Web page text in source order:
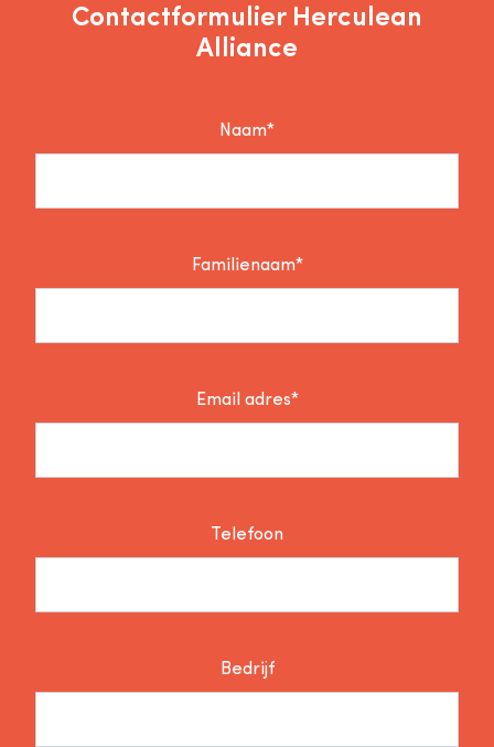
Contactformulier Herculean
Alliance
Naam*
Familienaam*
Email adres*
Telefoon
Bedrijf